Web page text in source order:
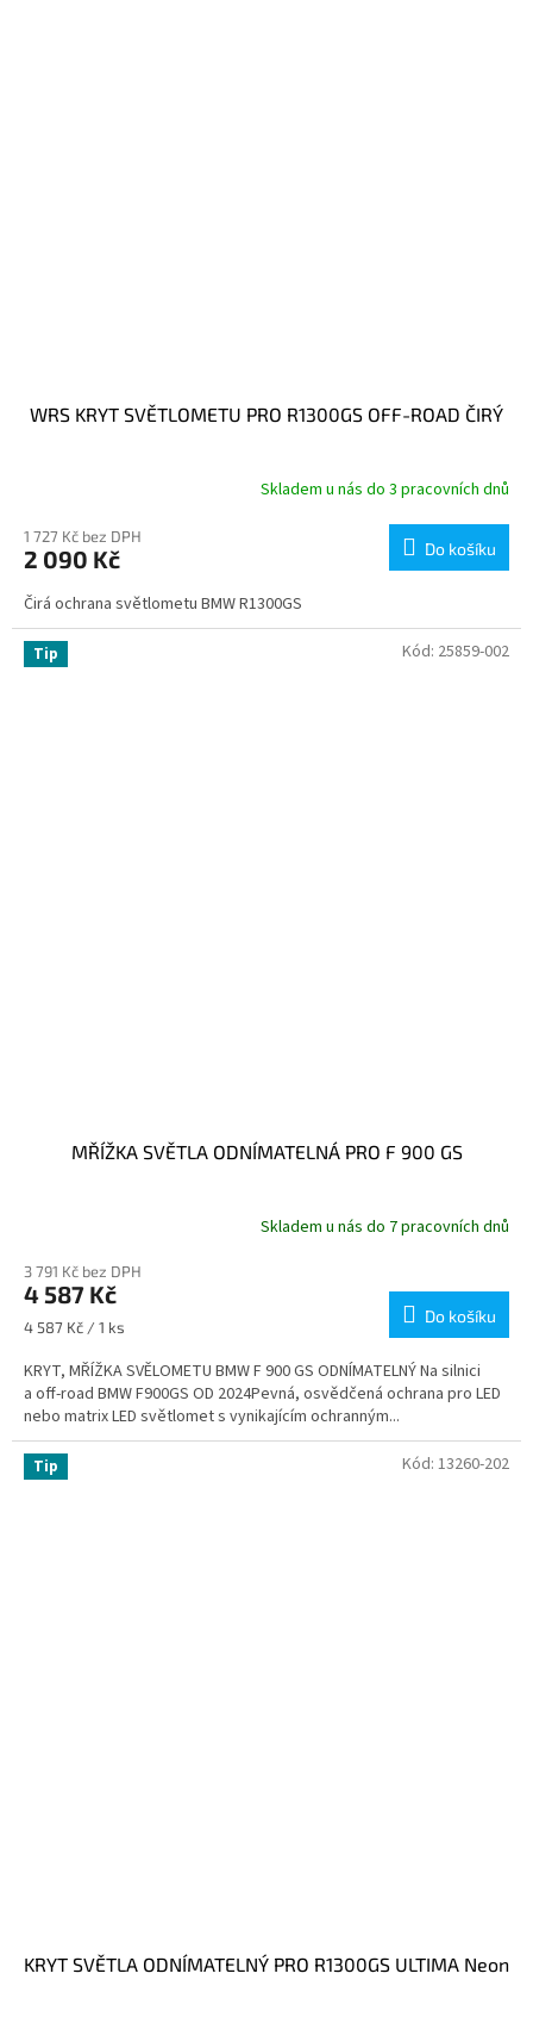
WRS KRYT SVĚTLOMETU PRO R1300GS OFF-ROAD ČIRÝ
Skladem u nás do 3 pracovních dnů
1 727 Kč bez DPH
2 090 Kč Do košíku
Čirá ochrana světlometu BMW R1300GS
Tip
MŘÍŽKA SVĚTLA ODNÍMATELNÁ PRO F 900 GS
Skladem u nás do 7 pracovních dnů
3 791 Kč bez DPH
4 587 Kč
Měrná
4 587 Kč / 1 ks
Do košíku
KRYT, MŘÍŽKA SVĚLOMETU BMW F 900 GS ODNÍMATELNÝ Na silnici
a off-road BMW F900GS OD 2024Pevná, osvědčená ochrana pro LED
nebo matrix LED světlomet s vynikajícím ochranným...
Kód: 25859-002
Tip
KRYT SVĚTLA ODNÍMATELNÝ PRO R1300GS ULTIMA Neon
Kód: 13260-202